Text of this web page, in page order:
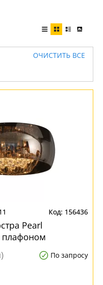
ОЧИСТИТЬ ВСЕ
156436
Pearl
плафоном
По запросу